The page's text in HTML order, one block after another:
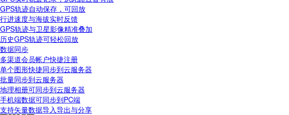
GPS轨迹自动保存，可回放
行进速度与海拔实时反馈
GPS轨迹与卫星影像精准叠加
历史GPS轨迹可轻松回放
数据同步
多渠道会员帐户快捷注册
单个图形快捷同步到云服务器
批量同步到云服务器
地理相册可同步到云服务器
手机端数据可同步到PC端
支持矢量数据导入导出与分享